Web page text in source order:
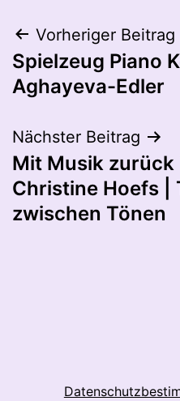
Vorheriger Beitrag
Spielzeug Piano
Aghayeva-Edler
Nächster Beitrag
Mit Musik zurück
Christine Hoefs |
zwischen Tönen